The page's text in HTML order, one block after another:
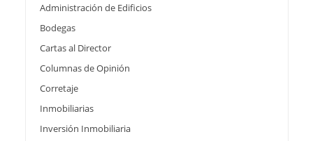
Administración de Edificios
Bodegas
Cartas al Director
Columnas de Opinión
Corretaje
Inmobiliarias
Inversión Inmobiliaria